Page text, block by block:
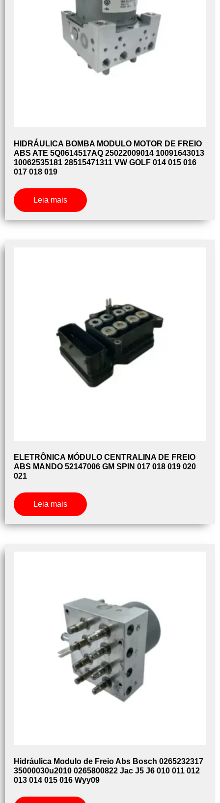
HIDRÁULICA BOMBA MODULO MOTOR DE FREIO
ABS ATE 5Q0614517AQ 25022009014 10091643013
10062535181 28515471311 VW GOLF 014 015 016
017 018 019
Leia mais
ELETRÔNICA MÓDULO CENTRALINA DE FREIO
ABS MANDO 52147006 GM SPIN 017 018 019 020
021
Leia mais
Hidráulica Modulo de Freio Abs Bosch 0265232317
35000030u2010 0265800822 Jac J5 J6 010 011 012
013 014 015 016 Wyy09